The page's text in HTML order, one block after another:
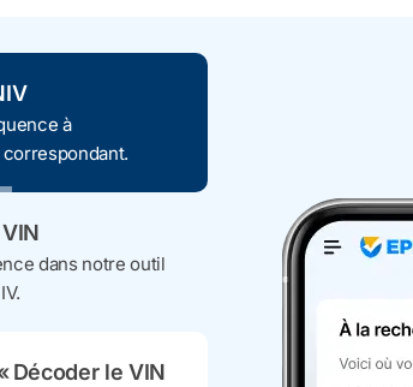
à
dans notre outil
Décoder le VIN